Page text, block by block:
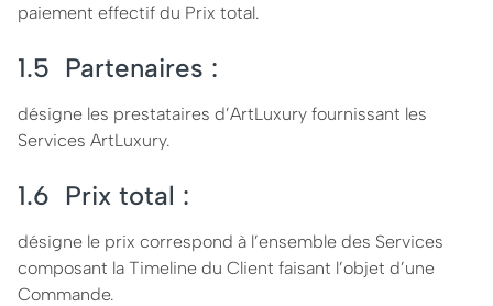
paiement effectif du Prix total.
1.5 Partenaires :
désigne les prestataires d’ArtLuxury fournissant les
Services ArtLuxury.
1.6 Prix total :
désigne le prix correspond à l’ensemble des Services
composant la Timeline du Client faisant l’objet d’une
Commande.